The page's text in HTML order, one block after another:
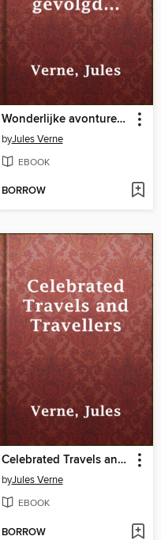
Wonderlijke avonturen van een Chinees, gevolgd door Muiterij aan boord der 'Bounty'
byJules Verne
EBOOK
BORROW
Celebrated Travels and Travellers
byJules Verne
EBOOK
BORROW